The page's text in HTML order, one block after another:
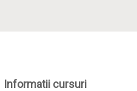
Informatii cursuri